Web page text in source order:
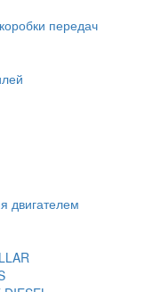
передач
двигателем